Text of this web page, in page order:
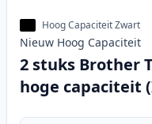
Hoog Capaciteit Zwart
Nieuw Hoog Capaciteit
2 stuks Brother
hoge capaciteit